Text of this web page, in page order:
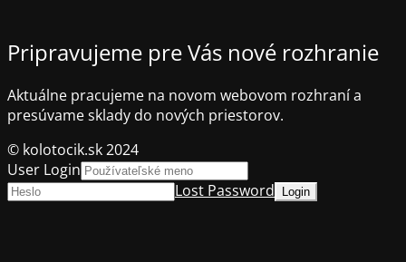
Pripravujeme pre Vás nové rozhranie
Aktuálne pracujeme na novom webovom rozhraní a
presúvame sklady do nových priestorov.
© kolotocik.sk 2024
User Login
Lost Password